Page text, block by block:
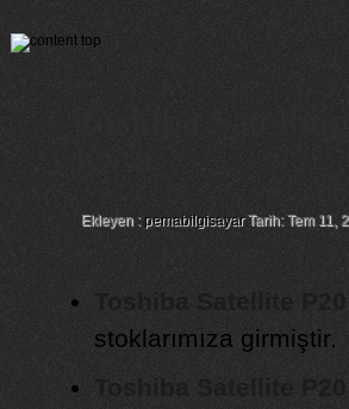
Ekleyen : pemabilgisayarTarih: Tem 11,
stoklarımıza girmiştir.